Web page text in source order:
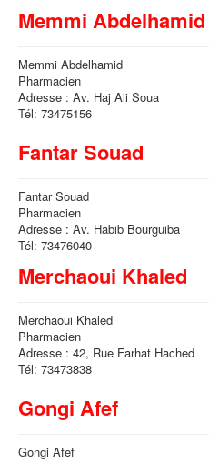
Memmi Abdelhamid
Memmi Abdelhamid
Pharmacien
Adresse : Av. Haj Ali Soua
Tél: 73475156
Fantar Souad
Fantar Souad
Pharmacien
Adresse : Av. Habib Bourguiba
Tél: 73476040
Merchaoui Khaled
Merchaoui Khaled
Pharmacien
Adresse : 42, Rue Farhat Hached
Tél: 73473838
Gongi Afef
Gongi Afef